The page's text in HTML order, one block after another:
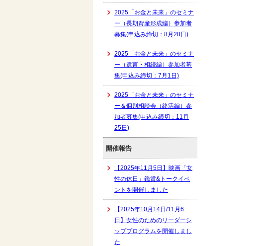
2025「お金と未来」のセミナ
ー（長期資産形成編）参加者
募集(申込み締切：8月28日)
2025「お金と未来」のセミナ
ー（遺言・相続編）参加者募
集(申込み締切：7月1日)
2025「お金と未来」のセミナ
ー＆個別相談会（終活編）参
加者募集(申込み締切：11月
25日)
開催報告
【2025年11月5日】映画「女
性の休日」鑑賞&トークイベ
ントを開催しました
【2025年10月14日/11月6
日】女性のためのリーダーシ
ッププログラムを開催しまし
た